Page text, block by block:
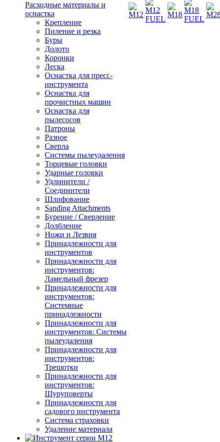
Расходные материалы и
оснастка
Крепление
Пиление и резка
Буры
Долото
Коронки
Леска
Оснастка для пресс-
инструмента
Оснастка для
прочистных машин
Оснастка для
пылесосов
Патроны
Разное
Сверла
Системы пылеудаления
Торцевые головки
Ударные головки
Удлинители /
Соединители
Шлифование
Sanding Attachments
Бурение / Сверление
Долбление
Ножи и Лезвия
Принадлежности для
инструментов
Принадлежности для
инструментов:
Ламельный фрезер
Принадлежности для
инструментов:
Системные
принадлежности
Принадлежности для
инструментов: Системы
пылеудаления
Принадлежности для
инструментов:
Трещотки
Принадлежности для
инструментов:
Шуруповерты
Принадлежности для
садового инструмента
Система страховки
Удаление материала